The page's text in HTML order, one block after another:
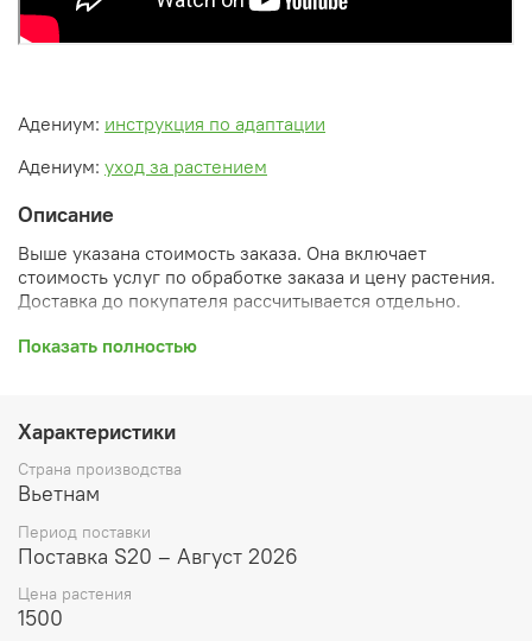
Адениум: инструкция по адаптации
Адениум: уход за растением
Описание
Выше указана стоимость заказа. Она включает
стоимость услуг по обработке заказа и цену растения.
Доставка до покупателя рассчитывается отдельно.
После оформления заказа вы получите его
скидки, уточнен способ доставки, сделано
бронирование и т.д.). Затем вам будут высланы
согласованные счета со ссылками на оплату услуг и
Внимание: фото в каталоге демонстрирует сорт, а не
растение, которое вы получите. Растения приезжают в
размере, указанном в карточке товара ниже.
Показать полностью
Характеристики
Страна производства
Вьетнам
Период поставки
Поставка S20 – Август 2026
Цена растения
1500